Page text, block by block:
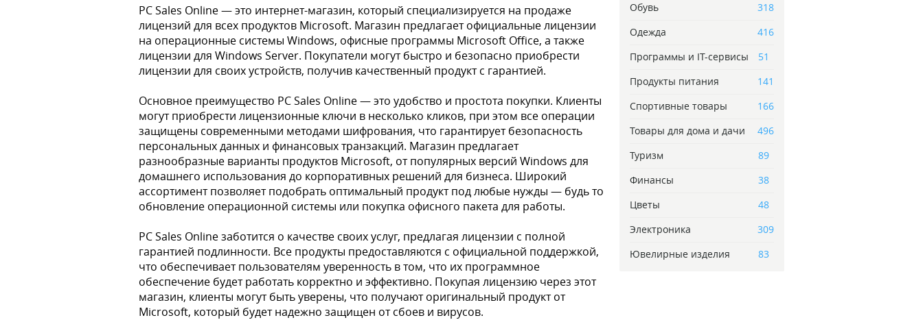
PC Sales Online — это интернет-магазин, который специализируется на продаже
лицензий для всех продуктов Microsoft. Магазин предлагает официальные лицензии
на операционные системы Windows, офисные программы Microsoft Office, а также
лицензии для Windows Server. Покупатели могут быстро и безопасно приобрести
лицензии для своих устройств, получив качественный продукт с гарантией.
Основное преимущество PC Sales Online — это удобство и простота покупки. Клиенты
могут приобрести лицензионные ключи в несколько кликов, при этом все операции
защищены современными методами шифрования, что гарантирует безопасность
персональных данных и финансовых транзакций. Магазин предлагает
разнообразные варианты продуктов Microsoft, от популярных версий Windows для
домашнего использования до корпоративных решений для бизнеса. Широкий
ассортимент позволяет подобрать оптимальный продукт под любые нужды — будь то
обновление операционной системы или покупка офисного пакета для работы.
PC Sales Online заботится о качестве своих услуг, предлагая лицензии с полной
гарантией подлинности. Все продукты предоставляются с официальной поддержкой,
что обеспечивает пользователям уверенность в том, что их программное
обеспечение будет работать корректно и эффективно. Покупая лицензию через этот
магазин, клиенты могут быть уверены, что получают оригинальный продукт от
Microsoft, который будет надежно защищен от сбоев и вирусов.
Обувь
318
Одежда
416
Программы и IT-сервисы
51
Продукты питания
141
Спортивные товары
166
Товары для дома и дачи
496
Туризм
89
Финансы
38
Цветы
48
Электроника
309
Ювелирные изделия
83